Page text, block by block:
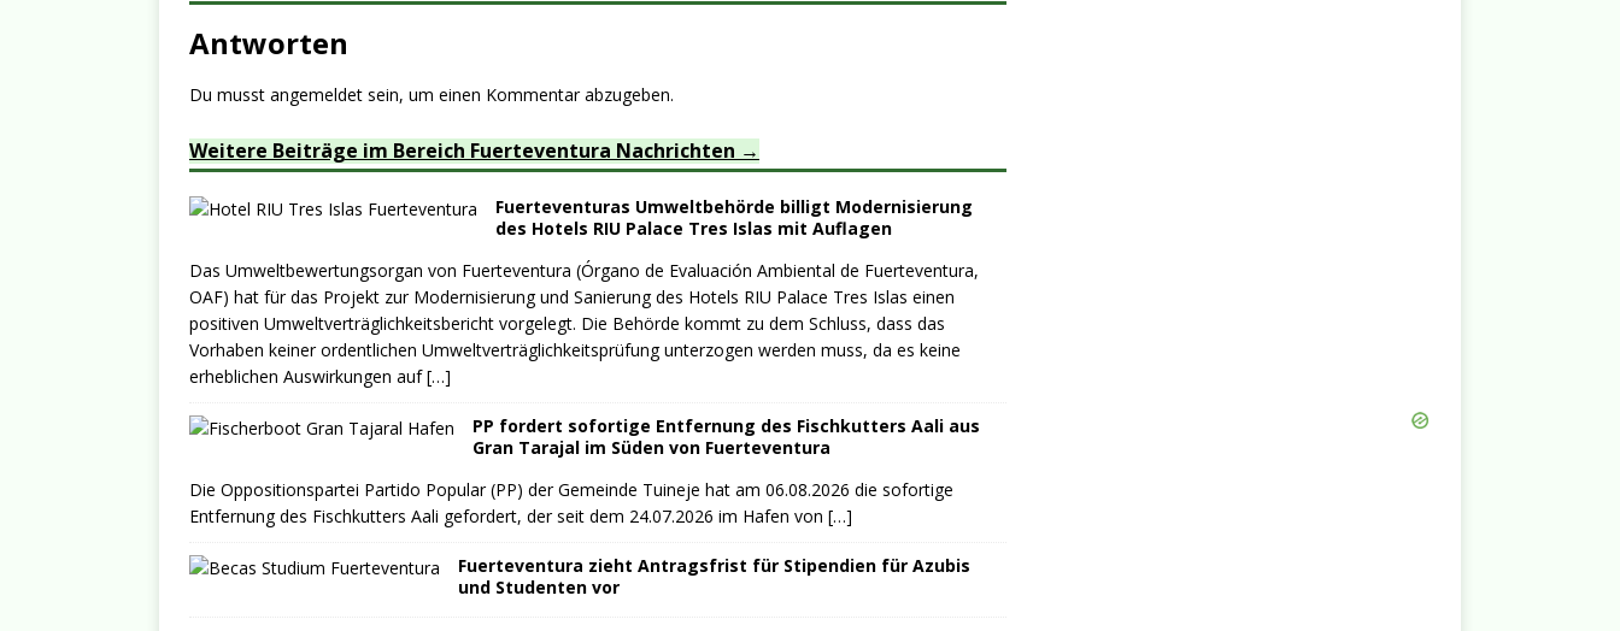
Antworten
Du musst angemeldet sein, um einen Kommentar abzugeben.
Weitere Beiträge im Bereich Fuerteventura Nachrichten
Fuerteventuras Umweltbehörde billigt Modernisierung
des Hotels RIU Palace Tres Islas mit Auflagen
Das Umweltbewertungsorgan von Fuerteventura (Órgano de Evaluación Ambiental de Fuerteventura,
OAF) hat für das Projekt zur Modernisierung und Sanierung des Hotels RIU Palace Tres Islas einen
positiven Umweltverträglichkeitsbericht vorgelegt. Die Behörde kommt zu dem Schluss, dass das
Vorhaben keiner ordentlichen Umweltverträglichkeitsprüfung unterzogen werden muss, da es keine
erheblichen Auswirkungen auf[…]
PP fordert sofortige Entfernung des Fischkutters Aali aus
Gran Tarajal im Süden von Fuerteventura
Die Oppositionspartei Partido Popular (PP) der Gemeinde Tuineje hat am 06.08.2026 die sofortige
Entfernung des Fischkutters Aali gefordert, der seit dem 24.07.2026 im Hafen von […]
Fuerteventura zieht Antragsfrist für Stipendien für Azubis
und Studenten vor